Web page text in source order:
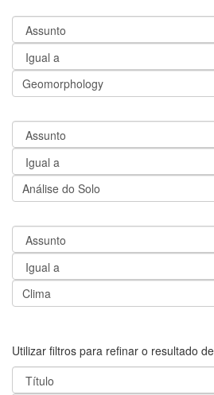
Utilizar filtros para refinar o resultado